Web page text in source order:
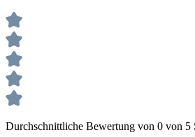
Durchschnittliche Bewertung von 0 von 5